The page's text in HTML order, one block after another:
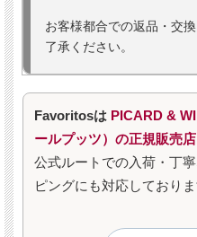
お客様都合での返品・交換
了承ください。
Favoritosは PICARD &
ールプッツ）の正規販売店
公式ルートでの入荷・丁
ピングにも対応しておりま